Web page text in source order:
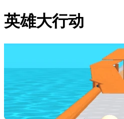
英雄大行动